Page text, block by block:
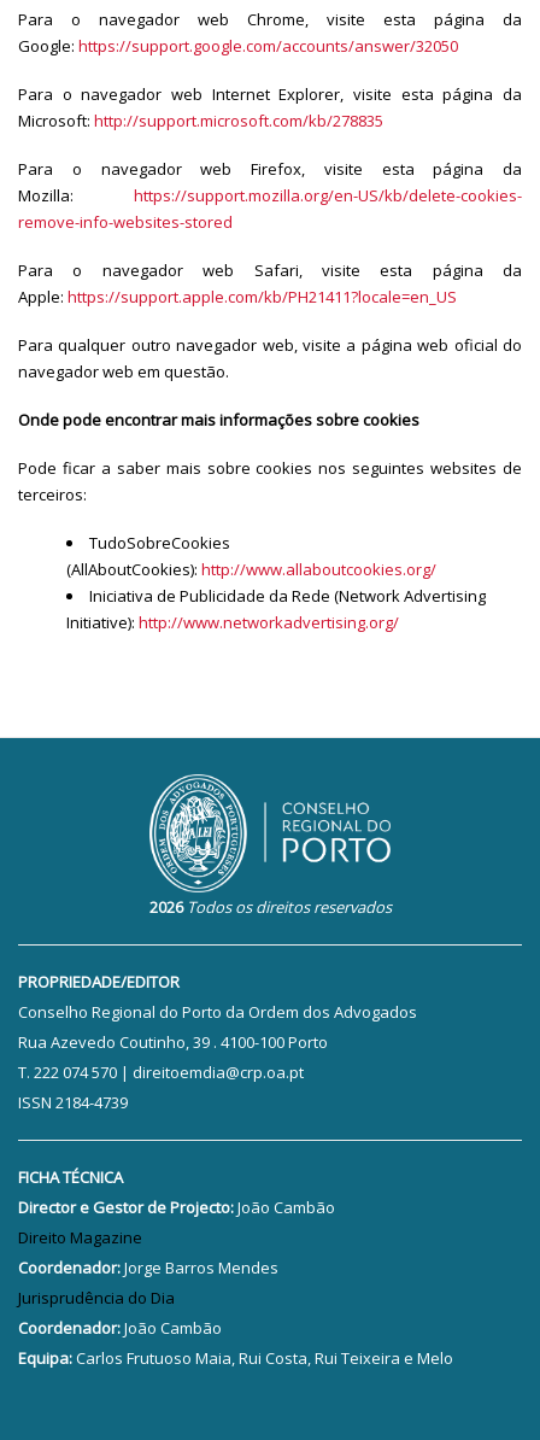
Para o navegador web Chrome, visite esta página da
Google: https://support.google.com/accounts/answer/32050
Para o navegador web Internet Explorer, visite esta página da
Microsoft: http://support.microsoft.com/kb/278835
Para o navegador web Firefox, visite esta página da
Mozilla: https://support.mozilla.org/en-US/kb/delete-cookies-
remove-info-websites-stored
Para o navegador web Safari, visite esta página da
Apple: https://support.apple.com/kb/PH21411?locale=en_US
Para qualquer outro navegador web, visite a página web oficial do
navegador web em questão.
Onde pode encontrar mais informações sobre cookies
Pode ficar a saber mais sobre cookies nos seguintes websites de
terceiros:
TudoSobreCookies
(AllAboutCookies): http://www.allaboutcookies.org/
Iniciativa de Publicidade da Rede (Network Advertising
Initiative): http://www.networkadvertising.org/
2026 Todos os direitos reservados
PROPRIEDADE/EDITOR
Conselho Regional do Porto da Ordem dos Advogados
Rua Azevedo Coutinho, 39 . 4100-100 Porto
T. 222 074 570 | direitoemdia@crp.oa.pt
ISSN 2184-4739
FICHA TÉCNICA
Director e Gestor de Projecto:João Cambão
Direito Magazine
Coordenador:Jorge Barros Mendes
Jurisprudência do Dia
Coordenador:João Cambão
Equipa:Carlos Frutuoso Maia, Rui Costa, Rui Teixeira e Melo